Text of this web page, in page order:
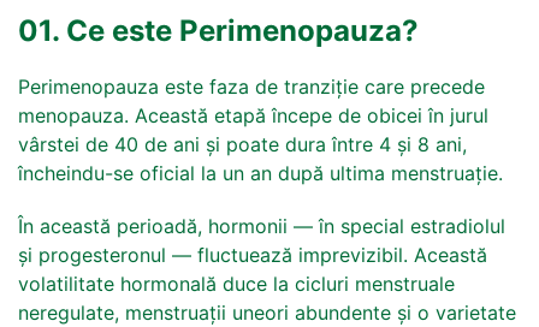
01. Ce este Perimenopauza?
Perimenopauza este faza de tranziție care precede
menopauza. Această etapă începe de obicei în jurul
vârstei de 40 de ani și poate dura între 4 și 8 ani,
încheindu-se oficial la un an după ultima menstruație.
În această perioadă, hormonii — în special estradiolul
și progesteronul — fluctuează imprevizibil. Această
volatilitate hormonală duce la cicluri menstruale
neregulate, menstruații uneori abundente și o varietate